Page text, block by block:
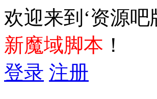
欢迎来到‘资源
新魔域脚本 ！
登录 注册